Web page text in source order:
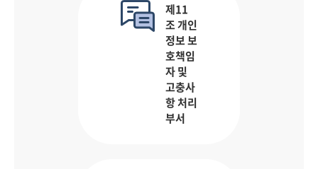
제11
조 개인
정보 보
호책임
자 및
고충사
항 처리
부서